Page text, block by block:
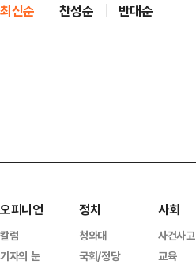
최신순 찬성순 반대순
오피니언
칼럼
기자의 눈
정치
청와대
국회/정당
사회
사건사고
교육